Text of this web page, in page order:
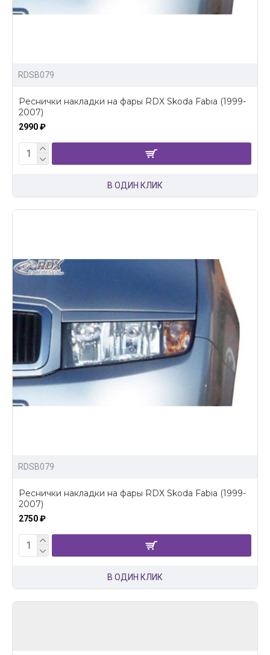
RDSB079
Реснички накладки на фары RDX Skoda Fabia (1999-
2007)
2990 ₽
В ОДИН КЛИК
RDSB079
Реснички накладки на фары RDX Skoda Fabia (1999-
2007)
2750 ₽
В ОДИН КЛИК